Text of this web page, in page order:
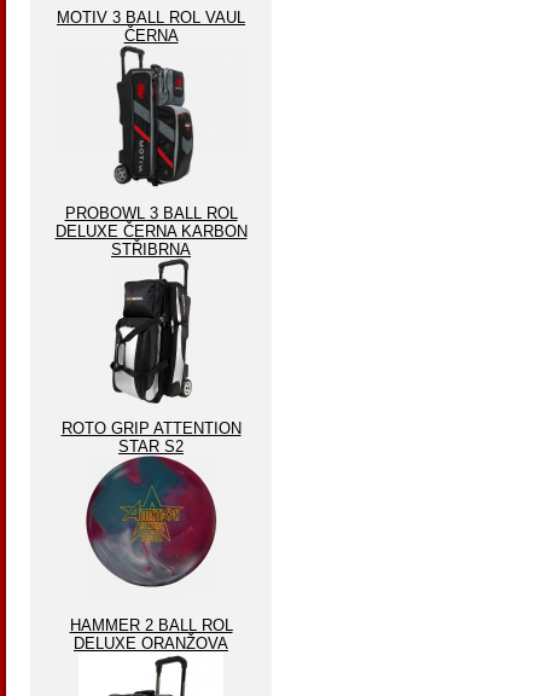
MOTIV 3 BALL ROL VAUL
ČERNA
PROBOWL 3 BALL ROL
DELUXE ČERNA KARBON
STŘIBRNA
ROTO GRIP ATTENTION
STAR S2
HAMMER 2 BALL ROL
DELUXE ORANŽOVA